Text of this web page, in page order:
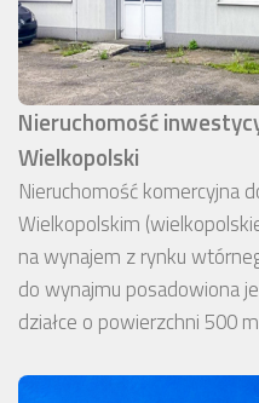
Nieruchomość
Wielkopolski
Nieruchomość komercyjna
Wielkopolskim
na wynajem z rynku
do wynajmu posadowiona
działce o powierzchni 500